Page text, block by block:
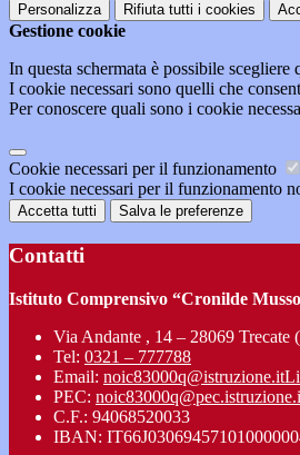
Personalizza Rifiuta tutti i cookies
Gestione cookie
In questa schermata è possibile scegliere
I cookie necessari sono quelli che
Per conoscere quali sono i cookie
Cookie necessari per il funzionamento
I cookie necessari per il funzionamento
Accetta tutti Salva le preferenze
Contatti
Istituto Comprensivo “Cronilde
Via Andante , 14 – 28069 Trecate
Tel: 0321 – 777788
Email: noic83000q@istruzione.it
PEC:
C.F.: 94068520033
IBAN: